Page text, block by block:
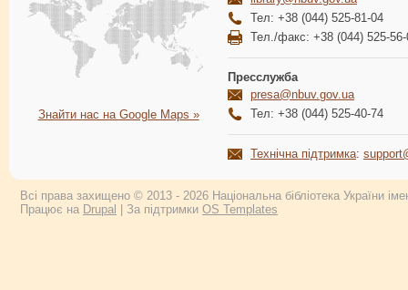
Знайти нас на Google Maps »
Тел: +38 (044) 525-81-04
Тел./факс: +38 (044) 525-56-
Пресслужба
presa@nbuv.gov.ua
Тел: +38 (044) 525-40-74
Технічна підтримка:
Всі права захищено © 2013 - 2026 Національна бібліотека України
Працює на Drupal | За підтримки OS Templates